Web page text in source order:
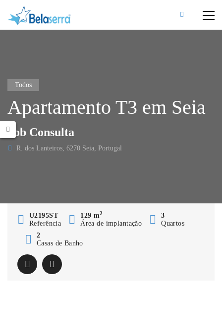
Todos
Apartamento T3 em Seia
Sob Consulta
R. dos Lanteiros, 6270 Seia, Portugal
U2195ST
Referência
129 m2
Área de implantação
3
Quartos
2
Casas de Banho